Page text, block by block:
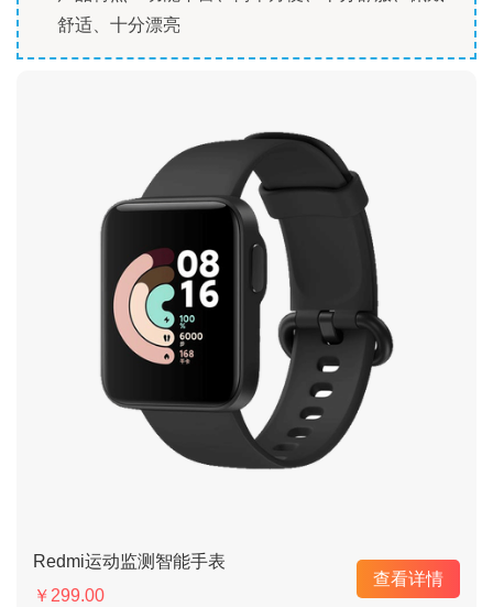
舒适、十分漂亮
Redmi运动监测智能手表
￥299.00
查看详情